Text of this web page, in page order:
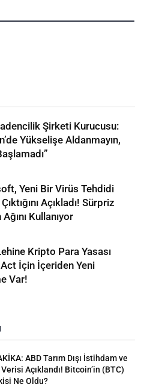
Şirketi Kurucusu:
Yükselişe Aldanmayın,
Yeni Bir Virüs Tehdidi
Açıkladı! Sürpriz
Kullanıyor
Kripto Para Yasası
İçin İçeriden Yeni
Var!
ABD Tarım Dışı İstihdam ve
Açıklandı! Bitcoin’in (BTC)
Ne Oldu?